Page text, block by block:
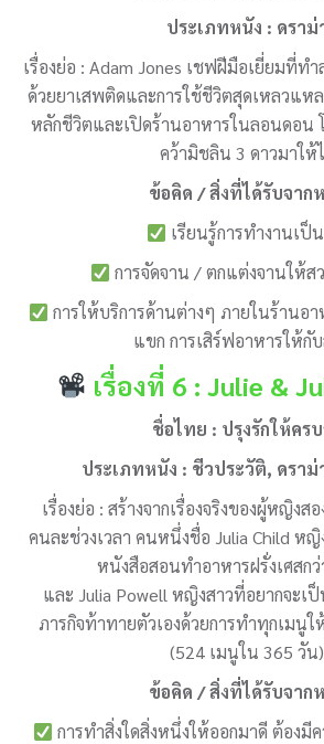
ประเภทหนัง : ดราม่
เรื่องย่อ : Adam Jones เชฟฝีมือเยี่ยมที่ท
ด้วยยาเสพติดและการใช้ชีวิตสุดเหลวแห
หลักชีวิตและเปิดร้านอาหารในลอนดอน
คว้ามิชลิน 3 ดาวมาให้
ข้อคิด / สิ่งที่ได้รับจาก
เรียนรู้การทำงานเป็
การจัดจาน / ตกแต่งจานให้ส
การให้บริการด้านต่างๆ ภายในร้านอ
แขก การเสิร์ฟอาหารให้กั
เรื่องที่ 6 : Julie &
ชื่อไทย : ปรุงรักให้คร
ประเภทหนัง : ชีวประวัติ, ดราม่
เรื่องย่อ : สร้างจากเรื่องจริงของผู้หญิง
คนละช่วงเวลา คนหนึ่งชื่อ Julia Child ห
หนังสือสอนทำอาหารฝรั่งเศสก
และ Julia Powell หญิงสาวที่อยากจะเ
ภารกิจท้าทายตัวเองด้วยการทำทุกเมนู
(524 เมนูใน 365 วัน)
ข้อคิด / สิ่งที่ได้รับจาก
การทำสิ่งใดสิ่งหนึ่งให้ออกมาดี ต้องมี